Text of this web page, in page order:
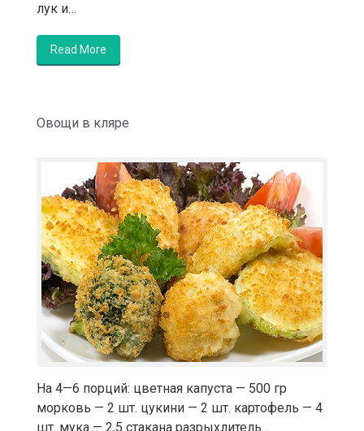
лук и…
Read More
Овощи в кляре
На 4—6 порций: цветная капуста — 500 гр
морковь — 2 шт. цукини — 2 шт. картофель — 4
шт. мука — 2,5 стакана разрыхлитель…